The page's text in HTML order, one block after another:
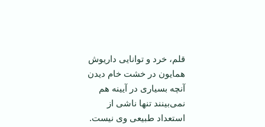
قلم، خرد و توانایی داریوش
همایون در خشت خام دیدن
آنچه بسیاری در آیینه هم
نمی‌بینند تنها ناشی از
استعداد طبیعی وی نیست.